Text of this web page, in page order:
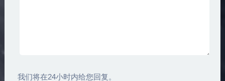
我们将在24小时内给您回复。